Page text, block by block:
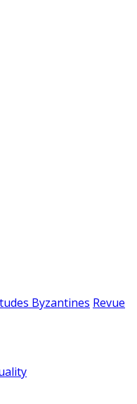
Byzantines Revue